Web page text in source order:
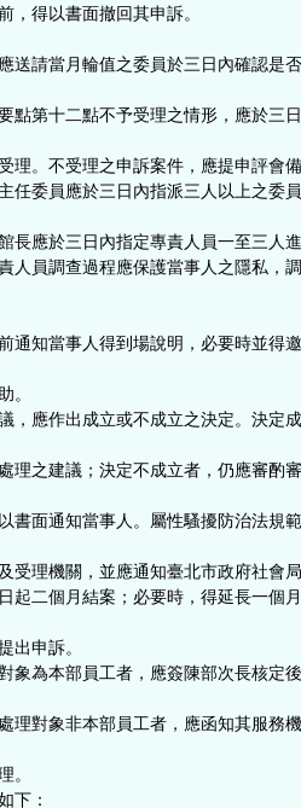
，得以書面撤回其申訴。
送請當月輪值之委員於三日內確認是
十二點不予受理之情形，應於三日
不受理之申訴案件，應提申評會
任委員應於三日內指派三人以上之委
於三日內指定專責人員一至三人
人員調查過程應保護當事人之隱私，
通知當事人得到場說明，必要時並得
，應作出成立或不成立之決定。決定
建議；決定不成立者，仍應審酌審
書面通知當事人。屬性騷擾防治法規
機關，並應通知臺北市政府社會
起二個月結案；必要時，得延長一個
申訴。
象為本部員工者，應簽陳部次長核定
象非本部員工者，應函知其服務機
下：